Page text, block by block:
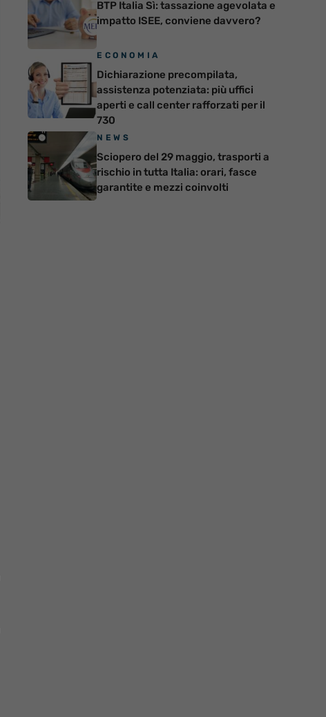
BTP Italia Sì: tassazione agevolata e
impatto ISEE, conviene davvero?
ECONOMIA
Dichiarazione precompilata,
assistenza potenziata: più uffici
aperti e call center rafforzati per il
730
NEWS
Sciopero del 29 maggio, trasporti a
rischio in tutta Italia: orari, fasce
garantite e mezzi coinvolti